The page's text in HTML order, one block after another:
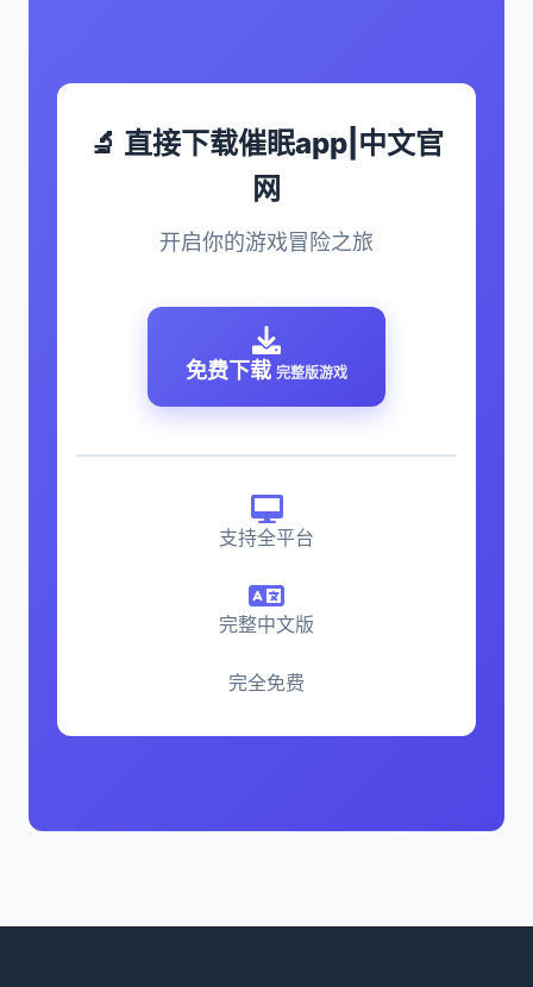
🔬 直接下载催眠app|中文官
网
开启你的游戏冒险之旅
免费下载 完整版游戏
支持全平台
完整中文版
完全免费